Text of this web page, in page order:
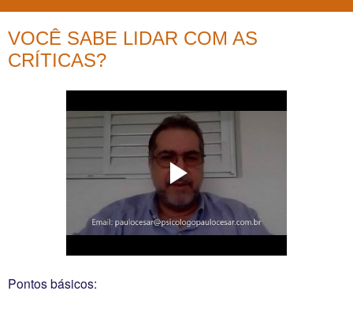
VOCÊ SABE LIDAR COM AS
CRÍTICAS?
Pontos básicos: